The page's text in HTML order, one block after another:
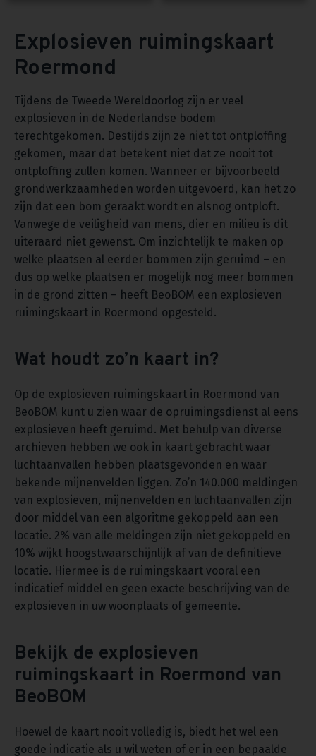
Explosieven ruimingskaart
Roermond
Tijdens de Tweede Wereldoorlog zijn er veel
explosieven in de Nederlandse bodem
terechtgekomen. Destijds zijn ze niet tot ontploffing
gekomen, maar dat betekent niet dat ze nooit tot
ontploffing zullen komen. Wanneer er bijvoorbeeld
grondwerkzaamheden worden uitgevoerd, kan het zo
zijn dat een bom geraakt wordt en alsnog ontploft.
Vanwege de veiligheid van mens, dier en milieu is dit
uiteraard niet gewenst. Om inzichtelijk te maken op
welke plaatsen al eerder bommen zijn geruimd – en
dus op welke plaatsen er mogelijk nog meer bommen
in de grond zitten – heeft BeoBOM een explosieven
ruimingskaart in Roermond opgesteld.
Wat houdt zo’n kaart in?
Op de explosieven ruimingskaart in Roermond van
BeoBOM kunt u zien waar de opruimingsdienst al eens
explosieven heeft geruimd. Met behulp van diverse
archieven hebben we ook in kaart gebracht waar
luchtaanvallen hebben plaatsgevonden en waar
bekende mijnenvelden liggen. Zo’n 140.000 meldingen
van explosieven, mijnenvelden en luchtaanvallen zijn
door middel van een algoritme gekoppeld aan een
locatie. 2% van alle meldingen zijn niet gekoppeld en
10% wijkt hoogstwaarschijnlijk af van de definitieve
locatie. Hiermee is de ruimingskaart vooral een
indicatief middel en geen exacte beschrijving van de
explosieven in uw woonplaats of gemeente.
Bekijk de explosieven
ruimingskaart in Roermond van
BeoBOM
Hoewel de kaart nooit volledig is, biedt het wel een
goede indicatie als u wil weten of er in een bepaalde